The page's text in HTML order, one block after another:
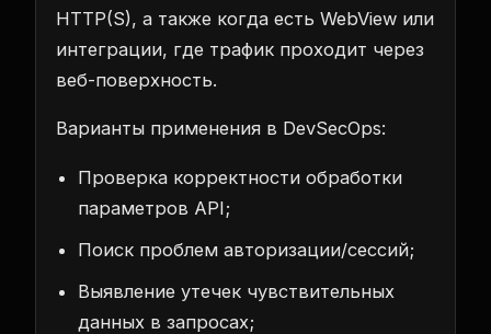
HTTP(S), а также когда есть WebView или
интеграции, где трафик проходит через
веб-поверхность.
Варианты применения в DevSecOps:
Проверка корректности обработки
параметров API;
Поиск проблем авторизации/сессий;
Выявление утечек чувствительных
данных в запросах;